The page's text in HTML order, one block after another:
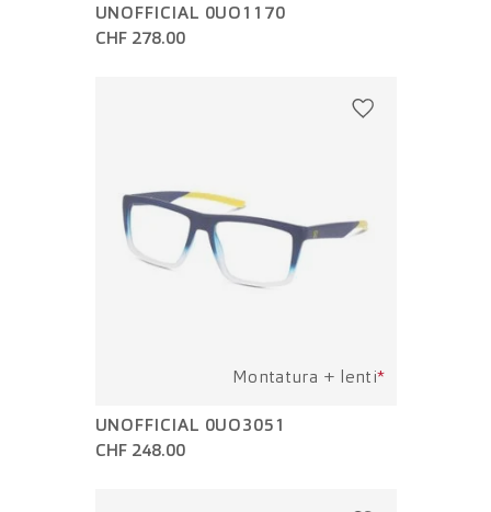
UNOFFICIAL 0UO1170
CHF 278.00
Montatura + lenti*
UNOFFICIAL 0UO3051
CHF 248.00